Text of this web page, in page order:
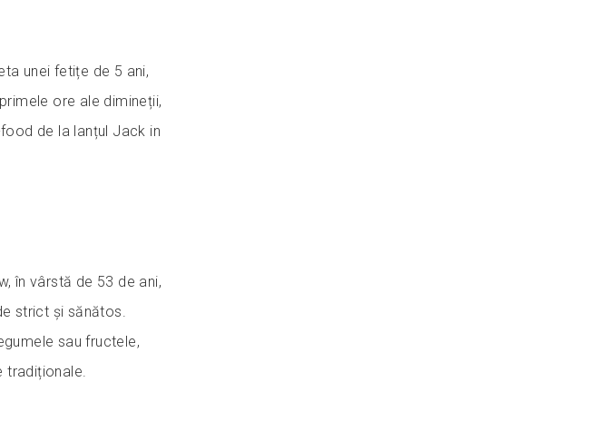
unei fetițe de 5 ani,
ore ale dimineții,
de la lanțul Jack in
în vârstă de 53 de ani,
strict și sănătos.
sau fructele,